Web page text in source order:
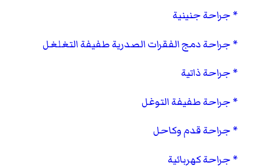
جراحة جنينية
جراحة دمج الفقرات الصدرية طفيفة التغلغل
جراحة ذاتية
جراحة طفيفة التوغل
جراحة قدم وكاحل
جراحة كهربائية